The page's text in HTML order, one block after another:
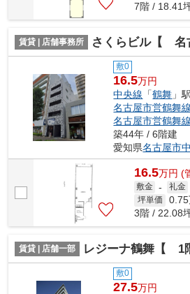
7階 / 18.41
賃貸 | 店舗事務所 さくらビル【 名古屋の貸
敷0
16.5万円
中央線 「鶴舞 」
名古屋市営鶴舞線
名古屋市営鶴舞線
築44年 / 6階建
愛知県名古屋市
16.5万円 (
敷金 - 礼金
坪単価 0.75
3階 / 22.08
賃貸 | 店舗一部 レジーナ鶴舞【 1
敷0
27.5万円